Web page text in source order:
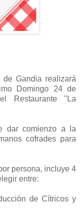
Gandia realizará
Domingo 24 de
Restaurante "La
dar comienzo a la
cofrades para
persona, incluye 4
entre:
de Cítricos y